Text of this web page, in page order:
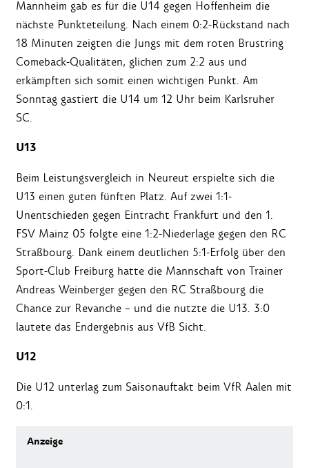
Mannheim gab es für die U14 gegen Hoffenheim die
nächste Punkteteilung. Nach einem 0:2-Rückstand nach
18 Minuten zeigten die Jungs mit dem roten Brustring
Comeback-Qualitäten, glichen zum 2:2 aus und
erkämpften sich somit einen wichtigen Punkt. Am
Sonntag gastiert die U14 um 12 Uhr beim Karlsruher
SC.
U13
Beim Leistungsvergleich in Neureut erspielte sich die
U13 einen guten fünften Platz. Auf zwei 1:1-
Unentschieden gegen Eintracht Frankfurt und den 1.
FSV Mainz 05 folgte eine 1:2-Niederlage gegen den RC
Straßbourg. Dank einem deutlichen 5:1-Erfolg über den
Sport-Club Freiburg hatte die Mannschaft von Trainer
Andreas Weinberger gegen den RC Straßbourg die
Chance zur Revanche – und die nutzte die U13. 3:0
lautete das Endergebnis aus VfB Sicht.
U12
Die U12 unterlag zum Saisonauftakt beim VfR Aalen mit
0:1.